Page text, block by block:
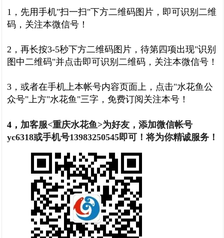
1，先用手机"扫一扫"下方二维码图片，即可识别二维
码，关注本微信号！
2，再长按3-5秒下方二维码图片，待第四项出现"识别
图中二维码"并点击即可识别二维码，关注本微信号！
3，或者在手机上本帐号内容页面上，点击"水花鱼公
众号"上方"水花鱼"三字，免费订阅关注本号！
4， 加客服<重庆水花鱼>为好友，添加微信帐号
yc6318或手机号13983250545即可！将为你精诚服务！